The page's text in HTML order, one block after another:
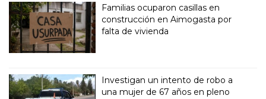
Familias ocuparon casillas en
construcción en Aimogasta por
falta de vivienda
Investigan un intento de robo a
una mujer de 67 años en pleno